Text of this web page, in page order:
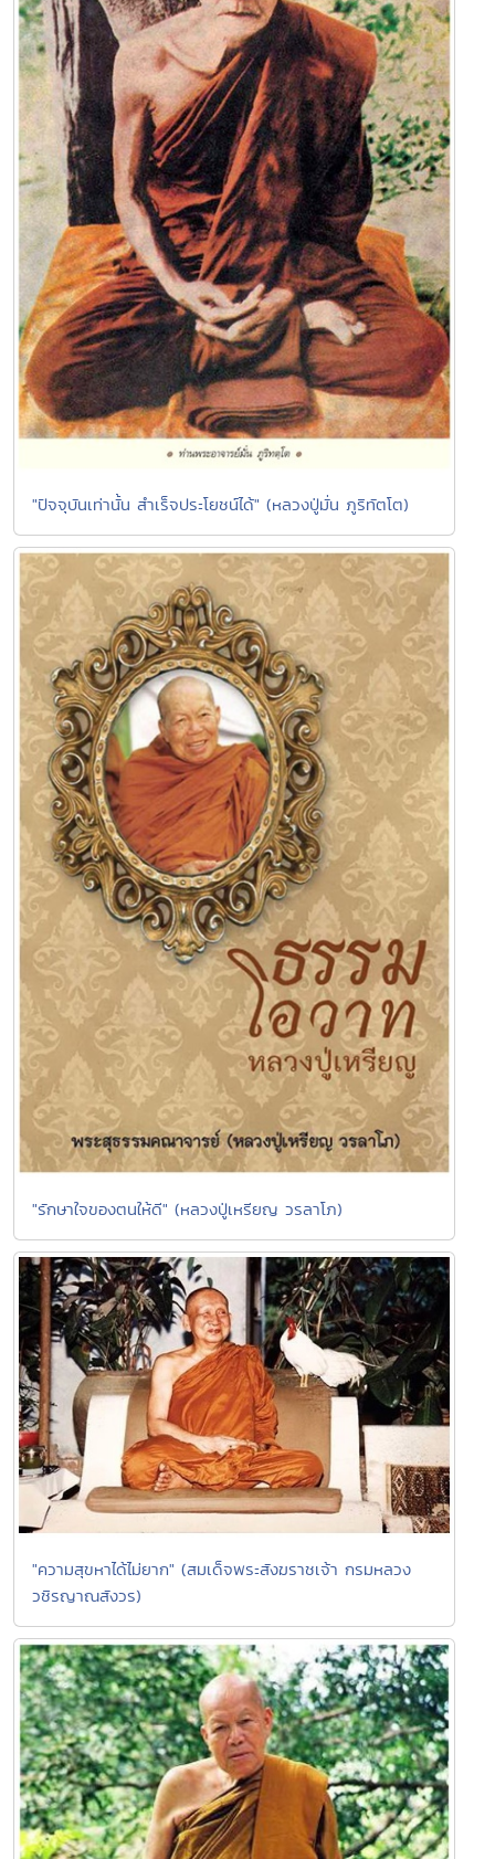
"ปัจจุบันเท่านั้น สำเร็จประโยชน์ได้" (หลวงปู่มั่น ภูริทัตโต)
"รักษาใจของตนให้ดี" (หลวงปู่เหรียญ วรลาโภ)
"ความสุขหาได้ไม่ยาก" (สมเด็จพระสังฆราชเจ้า กรมหลวง
วชิรญาณสังวร)